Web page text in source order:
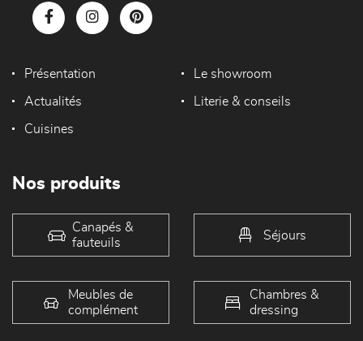
Présentation Le showroom
Actualités Literie & conseils
Cuisines
Nos produits
Canapés &
fauteuils
Séjours
Meubles de
complément
Chambres &
dressing